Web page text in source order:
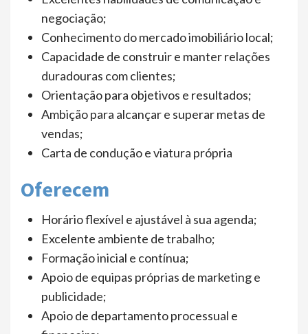
negociação;
Conhecimento do mercado imobiliário local;
Capacidade de construir e manter relações
duradouras com clientes;
Orientação para objetivos e resultados;
Ambição para alcançar e superar metas de
vendas;
Carta de condução e viatura própria
Oferecem
Horário flexível e ajustável à sua agenda;
Excelente ambiente de trabalho;
Formação inicial e contínua;
Apoio de equipas próprias de marketing e
publicidade;
Apoio de departamento processual e